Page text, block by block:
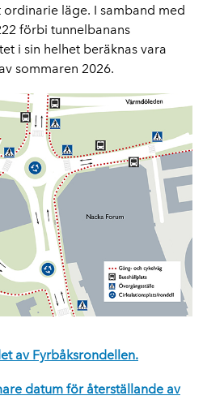
läge. I samband med
förbi tunnelbanans
i sin helhet beräknas vara
sommaren 2026.
av Fyrbåksrondellen.
datum för återställande av